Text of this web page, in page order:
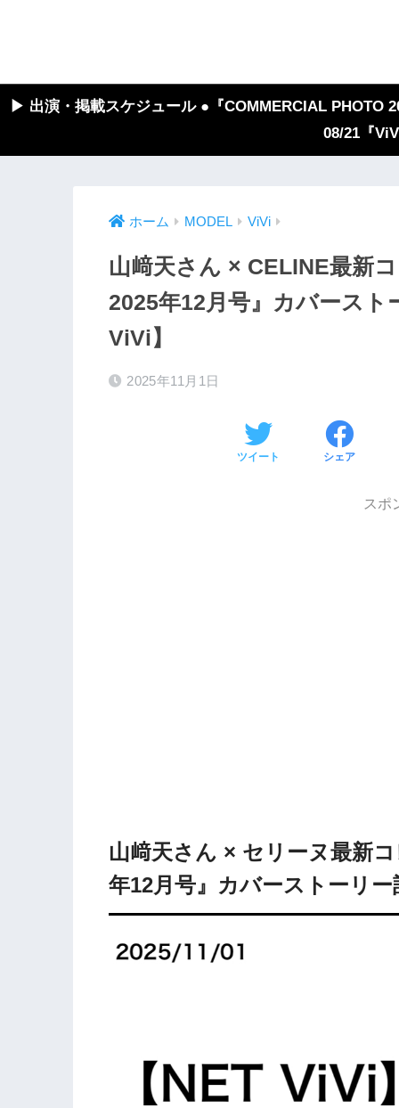
▶︎ 出演・掲載スケジュール ●『COMMERCIAL PHOTO
08/21『
ホーム MODEL ViVi
山﨑天さん × CELINE最新
2025年12月号』カバースト
ViVi】
2025年11月1日
ツイート シェア
スポ
山﨑天さん × セリーヌ最新
年12月号』カバーストーリ